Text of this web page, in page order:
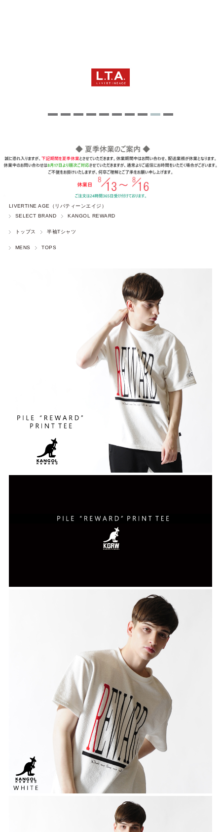
LIVERTINE AGE（リバティーンエイジ）
SELECT BRAND
KANGOL REWARD
トップス 半袖Tシャツ
MENS TOPS